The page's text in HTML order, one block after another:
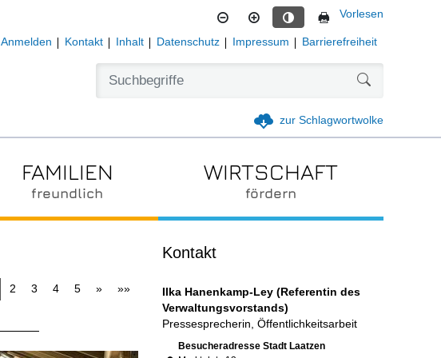
Kontrastmodus aktivieren
Vorlesen
Anmelden Kontakt Inhalt Datenschutz Impressum Barrierefreiheit
zur Schlagwortwolke
FAMILIEN
freundlich
WIRTSCHAFT
fördern
2 3 4 5 » »»
Kontakt
Ilka Hanenkamp-Ley (Referentin des
Verwaltungsvorstands)
Pressesprecherin, Öffentlichkeitsarbeit
Link zur Google-Maps Navigation
Besucheradresse Stadt Laatzen